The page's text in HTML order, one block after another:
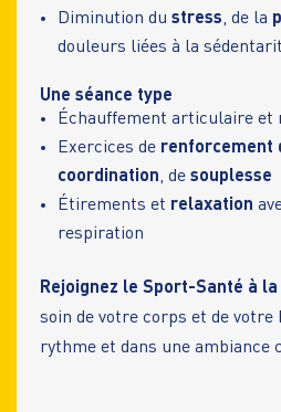
Diminution du stress, de la
douleurs liées à la
Une séance type
Échauffement articulaire et
Exercices de renforcement
coordination, de souplesse
Étirements et relaxation
respiration
Rejoignez le Sport-Santé à la
soin de votre corps et de votre
rythme et dans une ambiance